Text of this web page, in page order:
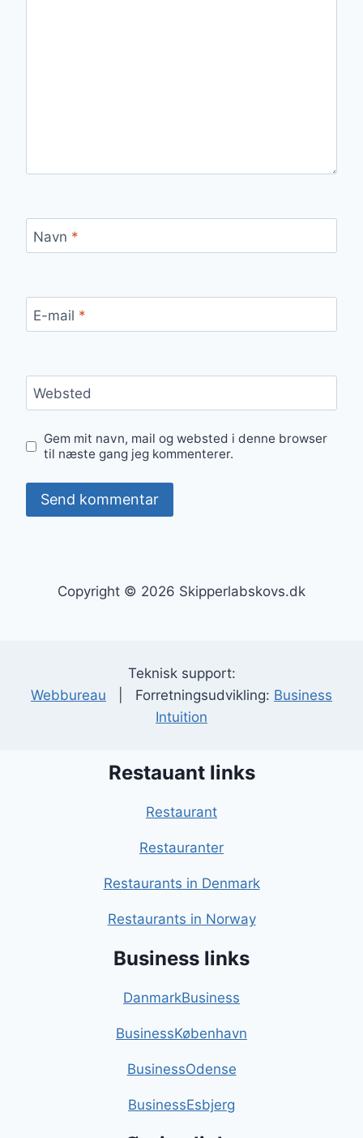
Navn *
E-mail *
Websted
Gem mit navn, mail og websted i denne browser
til næste gang jeg kommenterer.
Copyright © 2026 Skipperlabskovs.dk
Teknisk support:
Webbureau | Forretningsudvikling: Business
Intuition
Restauant links
Restaurant
Restauranter
Restaurants in Denmark
Restaurants in Norway
Business links
DanmarkBusiness
BusinessKøbenhavn
BusinessOdense
BusinessEsbjerg